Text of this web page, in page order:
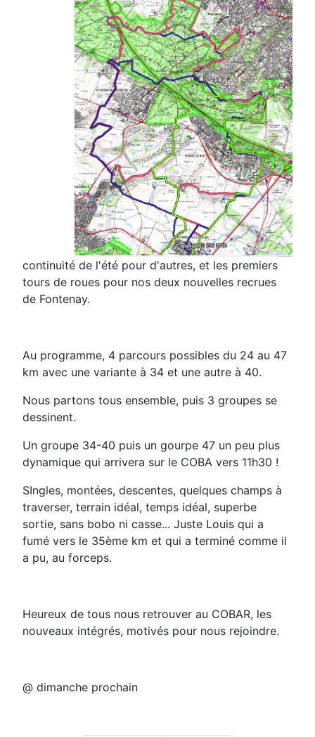
continuité de l'été pour d'autres, et les premiers
tours de roues pour nos deux nouvelles recrues
de Fontenay.
Au programme, 4 parcours possibles du 24 au 47
km avec une variante à 34 et une autre à 40.
Nous partons tous ensemble, puis 3 groupes se
dessinent.
Un groupe 34-40 puis un gourpe 47 un peu plus
dynamique qui arrivera sur le COBA vers 11h30 !
SIngles, montées, descentes, quelques champs à
traverser, terrain idéal, temps idéal, superbe
sortie, sans bobo ni casse... Juste Louis qui a
fumé vers le 35ème km et qui a terminé comme il
a pu, au forceps.
Heureux de tous nous retrouver au COBAR, les
nouveaux intégrés, motivés pour nous rejoindre.
@ dimanche prochain